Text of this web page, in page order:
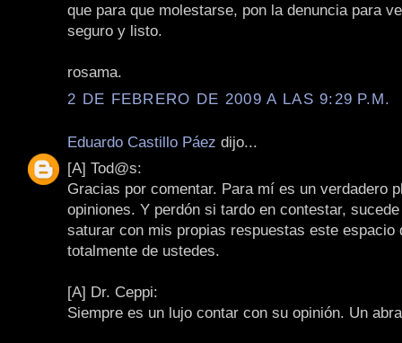
que para que molestarse, pon la denuncia para
seguro y listo.
rosama.
2 DE FEBRERO DE 2009 A LAS 9:29 P.M.
Eduardo Castillo Páez dijo...
[A] Tod@s:
Gracias por comentar. Para mí es un verdadero
opiniones. Y perdón si tardo en contestar,
saturar con mis propias respuestas este espacio
totalmente de ustedes.
[A] Dr. Ceppi:
Siempre es un lujo contar con su opinión. Un